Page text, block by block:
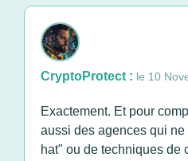
CryptoProtect : le 10
Exactement. Et pour
aussi des agences qui
hat" ou de techniques de